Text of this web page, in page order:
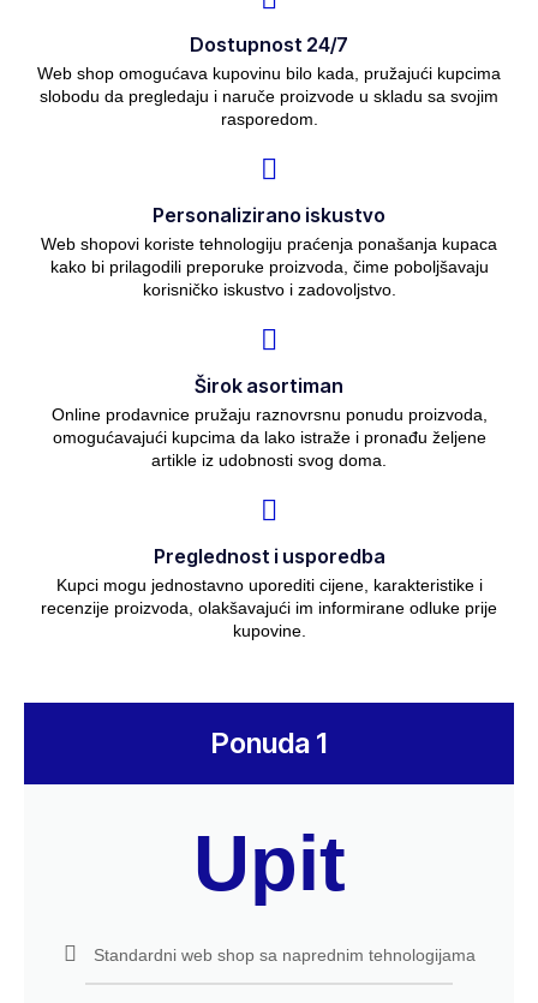
Dostupnost 24/7
Web shop omogućava kupovinu bilo kada, pružajući kupcima
slobodu da pregledaju i naruče proizvode u skladu sa svojim
rasporedom.
Personalizirano iskustvo
Web shopovi koriste tehnologiju praćenja ponašanja kupaca
kako bi prilagodili preporuke proizvoda, čime poboljšavaju
korisničko iskustvo i zadovoljstvo.
Širok asortiman
Online prodavnice pružaju raznovrsnu ponudu proizvoda,
omogućavajući kupcima da lako istraže i pronađu željene
artikle iz udobnosti svog doma.
Preglednost i usporedba
Kupci mogu jednostavno uporediti cijene, karakteristike i
recenzije proizvoda, olakšavajući im informirane odluke prije
kupovine.
Ponuda 1
Upit
Standardni web shop sa naprednim tehnologijama